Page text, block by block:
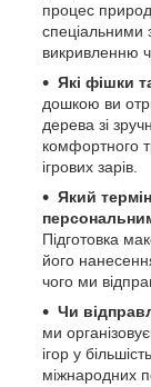
процес
спеціальними
викривленню
Які фішки
дошкою ви
дерева зі
комфортного
ігрових зарів.
Який
Підготовка
його
чого ми
Чи
ми
ігор у
міжнародних